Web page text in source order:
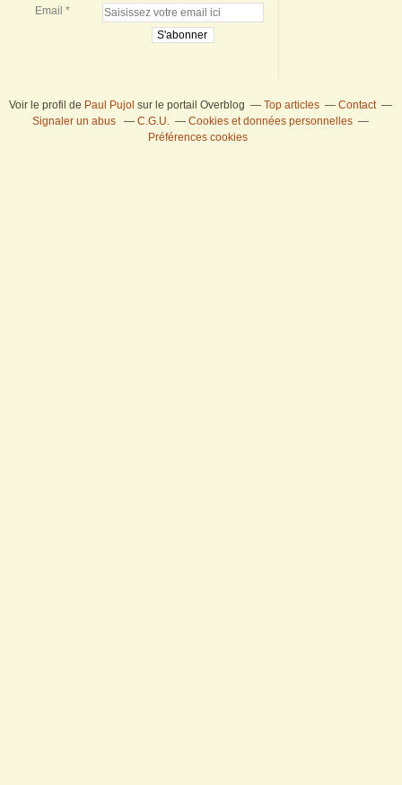
Email
Voir le profil de Paul Pujol sur le portail Overblog Top articles
Contact
Signaler un abus
C.G.U.
Cookies et données personnelles
Préférences cookies